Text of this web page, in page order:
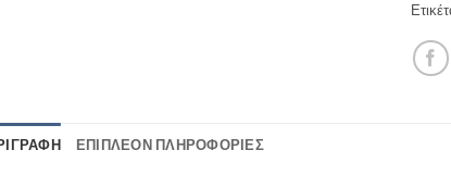
ΕΠΙΠΛΈΟΝ ΠΛΗΡΟΦΟΡΊΕΣ